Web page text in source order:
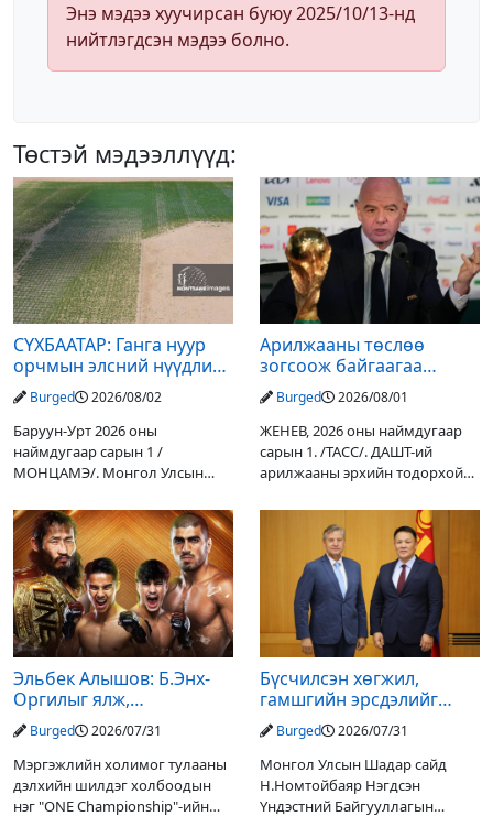
Энэ мэдээ хуучирсан буюу 2025/10/13-нд
нийтлэгдсэн мэдээ болно.
Төстэй мэдээллүүд:
СҮХБААТАР: Ганга нуур
орчмын элсний нүүдлийг
зогсоох туршилтын ажил
үр дүнгээ өгч эхэлжээ
Burged 2026/08/02
Баруун-Урт 2026 оны
наймдугаар сарын 1 /
МОНЦАМЭ/. Монгол Улсын
Дарьгангын Ганга нуурыг
сэргээн, хамгаалах төслийг
улсын төсвийн хөрөнгө
оруулалтаар хийж буй.
Төслийн
Арилжааны төслөө
зогсоож байгаагаа
Ж.Инфантино мэдэгдэв
Burged 2026/08/01
ЖЕНЕВ, 2026 оны наймдугаар
сарын 1. /ТАСС/. ДАШТ-ий
арилжааны эрхийн тодорхой
оруулагчдад худалдах
төслөөсөө татгалзахаар
шийдвэрлэснээ ФИФА-гийн
ерөнхийлөгч Жанни
Эльбек Алышов: Б.Энх-
Оргилыг ялж,
гэрийнхэндээ байшин
авч өгнө
Burged 2026/07/31
Мэргэжлийн холимог тулааны
дэлхийн шилдэг холбоодын
нэг "ONE Championship"-ийн
Бүсчилсэн хөгжил,
гамшгийн эрсдэлийг
бууруулах чиглэлээр
НҮБ-тай хамтын
ажиллагаагаа
өргөжүүлэхээр санал
солилцлоо
Burged 2026/07/31
Монгол Улсын Шадар сайд
Н.Номтойбаяр Нэгдсэн
Үндэстний Байгууллагын